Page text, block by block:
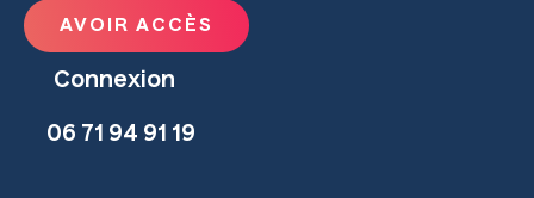
AVOIR ACCÈS
Connexion
06 71 94 91 19